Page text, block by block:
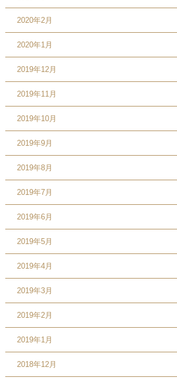
2020年2月
2020年1月
2019年12月
2019年11月
2019年10月
2019年9月
2019年8月
2019年7月
2019年6月
2019年5月
2019年4月
2019年3月
2019年2月
2019年1月
2018年12月